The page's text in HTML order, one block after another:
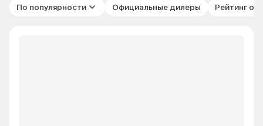
По популярности Официальные дилеры Рейтинг